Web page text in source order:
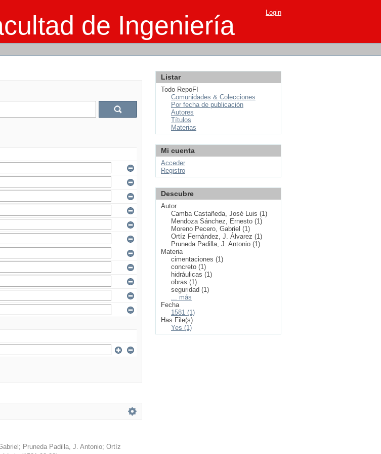
de Ingeniería Login
; Pruneda Padilla, J. Antonio; Ortíz
Listar
Todo RepoFI
Comunidades & Colecciones
Por fecha de publicación
Autores
Títulos
Materias
Mi cuenta
Acceder
Registro
Descubre
Autor
Camba Castañeda, José Luis (1)
Mendoza Sánchez, Ernesto (1)
Moreno Pecero, Gabriel (1)
Ortíz Fernández, J. Álvarez (1)
Pruneda Padilla, J. Antonio (1)
Materia
cimentaciones (1)
concreto (1)
hidráulicas (1)
obras (1)
seguridad (1)
... más
Fecha
1581 (1)
Has File(s)
Yes (1)